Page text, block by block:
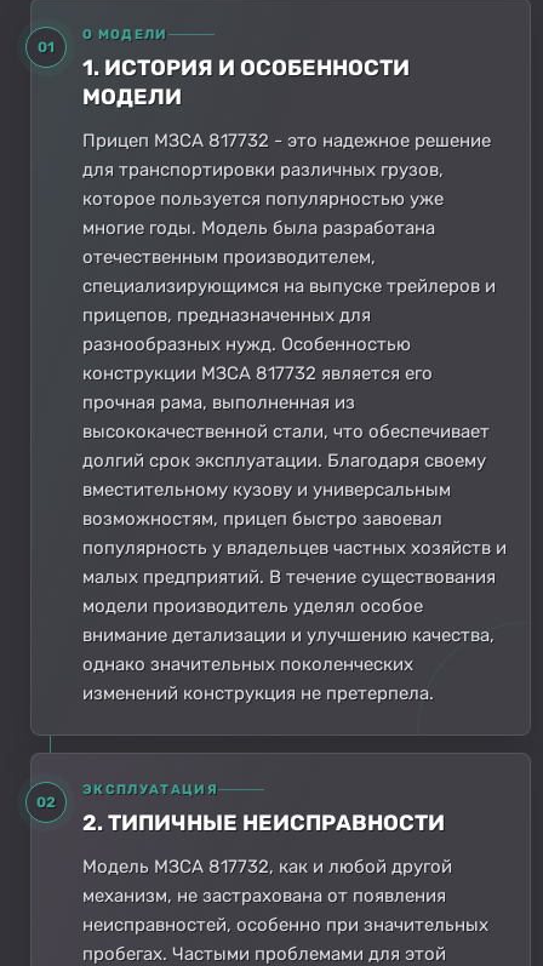
01
О МОДЕЛИ
1. ИСТОРИЯ И ОСОБЕННОСТИ
МОДЕЛИ
Прицеп МЗСА 817732 - это надежное решение
для транспортировки различных грузов,
которое пользуется популярностью уже
многие годы. Модель была разработана
отечественным производителем,
специализирующимся на выпуске трейлеров и
прицепов, предназначенных для
разнообразных нужд. Особенностью
конструкции МЗСА 817732 является его
прочная рама, выполненная из
высококачественной стали, что обеспечивает
долгий срок эксплуатации. Благодаря своему
вместительному кузову и универсальным
возможностям, прицеп быстро завоевал
популярность у владельцев частных хозяйств и
малых предприятий. В течение существования
модели производитель уделял особое
внимание детализации и улучшению качества,
однако значительных поколенческих
изменений конструкция не претерпела.
02
ЭКСПЛУАТАЦИЯ
2. ТИПИЧНЫЕ НЕИСПРАВНОСТИ
Модель МЗСА 817732, как и любой другой
механизм, не застрахована от появления
неисправностей, особенно при значительных
пробегах. Частыми проблемами для этой